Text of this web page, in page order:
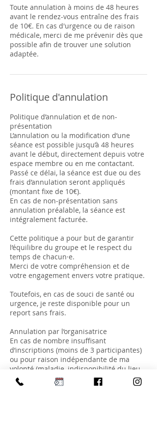
Toute annulation à moins de 48 heures
avant le rendez-vous entraîne des frais
de 10€. En cas d'urgence ou de raison
médicale, merci de me prévenir dès que
possible afin de trouver une solution
adaptée.
Politique d'annulation
Politique d’annulation et de non-
présentation
L’annulation ou la modification d’une
séance est possible jusqu’à 48 heures
avant le début, directement depuis votre
espace membre ou en me contactant.
Passé ce délai, la séance est due ou des
frais d’annulation seront appliqués
(montant fixe de 10€).
En cas de non-présentation sans
annulation préalable, la séance est
intégralement facturée.
Cette politique a pour but de garantir
l’équilibre du groupe et le respect du
temps de chacun·e.
Merci de votre compréhension et de
votre engagement envers votre pratique.
Toutefois, en cas de souci de santé ou
urgence, je reste disponible pour un
report sans frais.
Annulation par l’organisatrice
En cas de nombre insuffisant
d’inscriptions (moins de 3 participantes)
ou pour raison indépendante de ma
volonté (maladie, indisponibilité du lieu,
force majeure), l’atelier pourra être
reporté ou annulé. Les participantes